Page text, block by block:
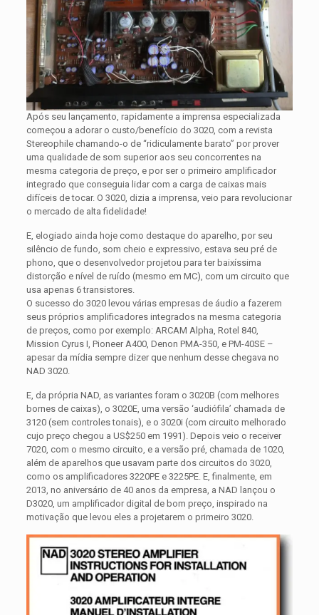
Após seu lançamento, rapidamente a imprensa especializada
começou a adorar o custo/benefício do 3020, com a revista
Stereophile chamando-o de “ridiculamente barato” por prover
uma qualidade de som superior aos seu concorrentes na
mesma categoria de preço, e por ser o primeiro amplificador
integrado que conseguia lidar com a carga de caixas mais
difíceis de tocar. O 3020, dizia a imprensa, veio para revolucionar
o mercado de alta fidelidade!
E, elogiado ainda hoje como destaque do aparelho, por seu
silêncio de fundo, som cheio e expressivo, estava seu pré de
phono, que o desenvolvedor projetou para ter baixíssima
distorção e nível de ruído (mesmo em MC), com um circuito que
usa apenas 6 transistores.
O sucesso do 3020 levou várias empresas de áudio a fazerem
seus próprios amplificadores integrados na mesma categoria
de preços, como por exemplo: ARCAM Alpha, Rotel 840,
Mission Cyrus I, Pioneer A400, Denon PMA-350, e PM-40SE –
apesar da mídia sempre dizer que nenhum desse chegava no
NAD 3020.
E, da própria NAD, as variantes foram o 3020B (com melhores
bornes de caixas), o 3020E, uma versão ‘audiófila’ chamada de
3120 (sem controles tonais), e o 3020i (com circuito melhorado
cujo preço chegou a US$250 em 1991). Depois veio o receiver
7020, com o mesmo circuito, e a versão pré, chamada de 1020,
além de aparelhos que usavam parte dos circuitos do 3020,
como os amplificadores 3220PE e 3225PE. E, finalmente, em
2013, no aniversário de 40 anos da empresa, a NAD lançou o
D3020, um amplificador digital de bom preço, inspirado na
motivação que levou eles a projetarem o primeiro 3020.